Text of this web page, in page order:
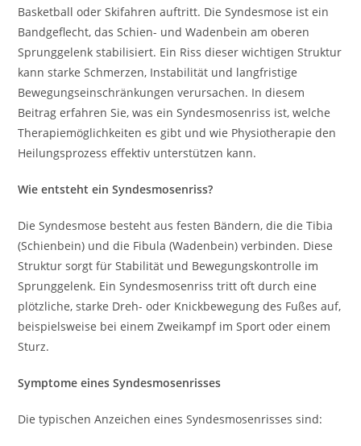
Basketball oder Skifahren auftritt. Die Syndesmose ist ein
Bandgeflecht, das Schien- und Wadenbein am oberen
Sprunggelenk stabilisiert. Ein Riss dieser wichtigen Struktur
kann starke Schmerzen, Instabilität und langfristige
Bewegungseinschränkungen verursachen. In diesem
Beitrag erfahren Sie, was ein Syndesmosenriss ist, welche
Therapiemöglichkeiten es gibt und wie Physiotherapie den
Heilungsprozess effektiv unterstützen kann.
Wie entsteht ein Syndesmosenriss?
Die Syndesmose besteht aus festen Bändern, die die Tibia
(Schienbein) und die Fibula (Wadenbein) verbinden. Diese
Struktur sorgt für Stabilität und Bewegungskontrolle im
Sprunggelenk. Ein Syndesmosenriss tritt oft durch eine
plötzliche, starke Dreh- oder Knickbewegung des Fußes auf,
beispielsweise bei einem Zweikampf im Sport oder einem
Sturz.
Symptome eines Syndesmosenrisses
Die typischen Anzeichen eines Syndesmosenrisses sind: